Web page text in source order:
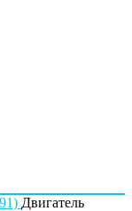
Двигатель